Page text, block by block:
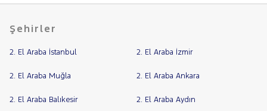
VOLKSWAGEN
Şehirler
2. El Araba İstanbul 2. El Araba İzmir
2. El Araba Muğla 2. El Araba Ankara
2. El Araba Balıkesir 2. El Araba Aydın